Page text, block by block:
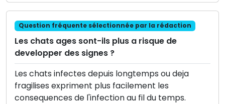
Question fréquente sélectionnée par la rédaction
Les chats ages sont-ils plus a risque de
developper des signes ?
Les chats infectes depuis longtemps ou deja
fragilises expriment plus facilement les
consequences de l'infection au fil du temps.